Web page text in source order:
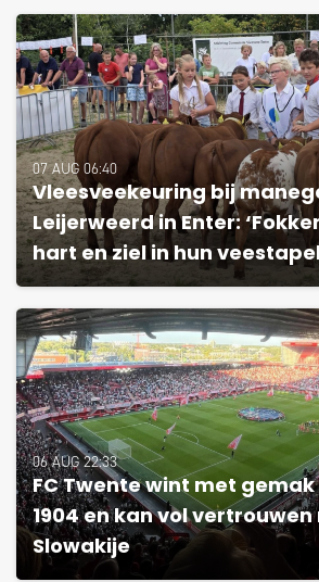
07 AUG 06:40
Vleesveekeuring bij
Leijerweerd in Enter:
hart en ziel in hun
06 AUG 22:33
FC Twente wint met gemak
1904 en kan vol vertrouwen
Slowakije